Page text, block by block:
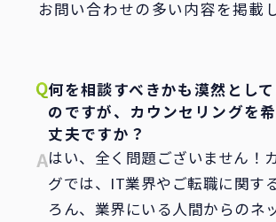
お問い合わせの多い内容を掲載
何を相談すべきかも漠然とし
のですが、カウンセリングを
丈夫ですか？
はい、全く問題ございません！
グでは、IT業界やご転職に関す
ろん、業界にいる人間からのネ